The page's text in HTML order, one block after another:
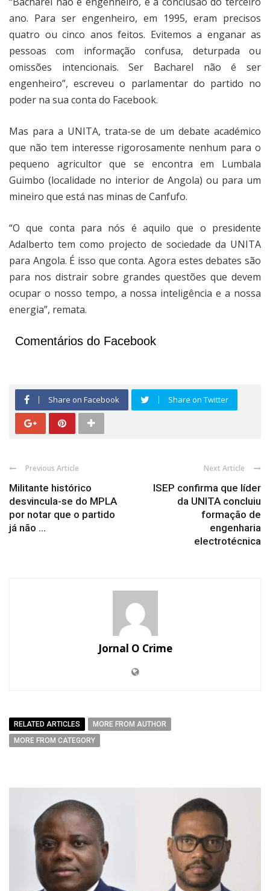
ano. Para ser engenheiro, em 1995, eram precisos
quatro ou cinco anos feitos. Evitemos a enganar as
pessoas com informação confusa, deturpada ou
omissões intencionais. Ser Bacharel não é ser
engenheiro”, escreveu o parlamentar do partido no
poder na sua conta do Facebook.
Mas para a UNITA, trata-se de um debate académico
que não tem interesse rigorosamente nenhum para o
pequeno agricultor que se encontra em Lumbala
Guimbo (localidade no interior de Angola) ou para um
mineiro que está nas minas de Canfufo.
“O que conta para nós é aquilo que o presidente
Adalberto tem como projecto de sociedade da UNITA
para Angola. É isso que conta. Agora estes debates são
para nos distrair sobre grandes questões que devem
ocupar o nosso tempo, a nossa inteligência e a nossa
energia”, remata.
Comentários do Facebook
Share on Facebook Share on Twitter
Previous Article
Militante histórico
desvincula-se do MPLA
por notar que o partido
já não ...
Next Article
ISEP confirma que líder
da UNITA concluiu
formação de
engenharia
electrotécnica
Jornal O Crime
RELATED ARTICLES
MORE FROM AUTHOR
MORE FROM CATEGORY